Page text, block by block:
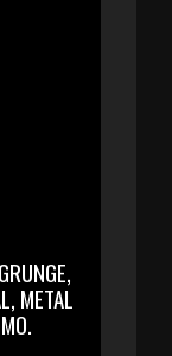
METAL